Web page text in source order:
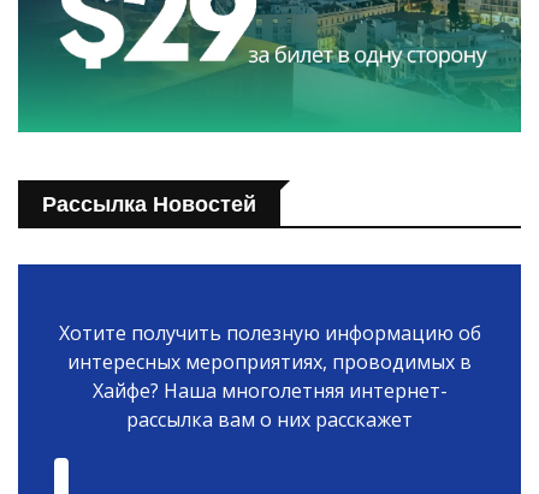
Рассылка Новостей
Хотите получить полезную информацию об
интересных мероприятиях, проводимых в
Хайфе? Наша многолетняя интернет-
рассылка вам о них расскажет